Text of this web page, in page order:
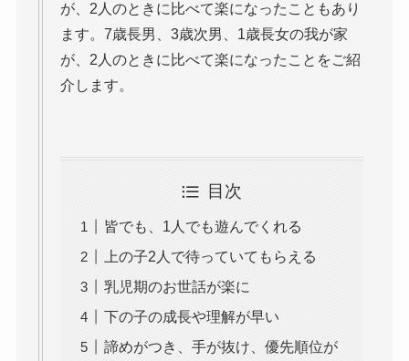
が、2人のときに比べて楽になったこともあり
ます。7歳長男、3歳次男、1歳長女の我が家
が、2人のときに比べて楽になったことをご紹
介します。
目次
皆でも、1人でも遊んでくれる
上の子2人で待っていてもらえる
乳児期のお世話が楽に
下の子の成長や理解が早い
諦めがつき、手が抜け、優先順位が